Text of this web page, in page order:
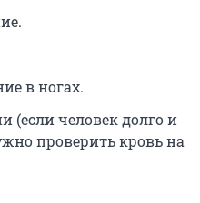
в ногах.
(если человек долго и
проверить кровь на